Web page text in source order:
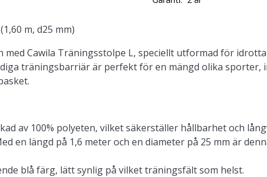
m, d25 mm)
med Cawila Träningsstolpe L, speciellt utformad för
träningsbarriär är perfekt för en mängd olika sporter,
av 100% polyeten, vilket säkerställer hållbarhet och
en längd på 1,6 meter och en diameter på 25 mm är
blå färg, lätt synlig på vilket träningsfält som helst.